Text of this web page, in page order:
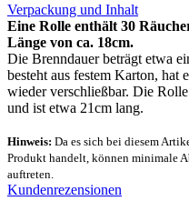
Verpackung und Inhalt
Eine Rolle enthält 30
Länge von ca. 18cm.
Die Brenndauer beträgt etwa
besteht aus festem Karton, hat
wieder verschließbar. Die
und ist etwa 21cm lang.
Hinweis: Da es sich bei diesem
Produkt handelt, können minimale
auftreten.
Kundenrezensionen